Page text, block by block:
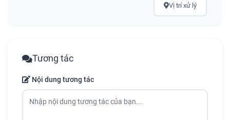
Vị trí xử lý
Tương tác
Nội dung tương tác